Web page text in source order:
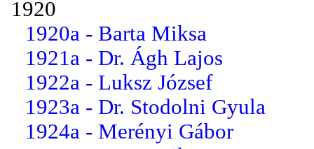
1920
1920a - Barta Miksa
1921a - Dr. Ágh Lajos
1922a - Luksz József
1923a - Dr. Stodolni Gyula
1924a - Merényi Gábor